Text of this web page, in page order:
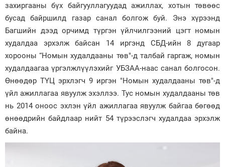
захиргааны бүх байгууллагуудад ажиллах, хотын төвөөс
бусад байршилд газар санал болгож буй. Энэ хүрээнд
Багшийн дээд орчимд түргэн үйлчилгээний цэгт номын
худалдаа эрхэлж байсан 14 иргэнд СБД-ийн 8 дугаар
хорооны “Номын худалдааны төв"-д талбай гаргаж, номын
худалдаагаа үргэлжлүүлэхийг УБЗАА-наас санал болгосон.
Өнөөдөр ТҮЦ эрхлэгч 9 иргэн "Номын худалдааны төв"-д
үйл ажиллагаа явуулж эхэллээ. Тус номын худалдааны төв
нь 2014 оноос эхлэн үйл ажиллагаа явуулж байгаа бөгөөд
өнөөдрийн байдлаар нийт 54 түрээслэгч худалдаа эрхэлж
байна.